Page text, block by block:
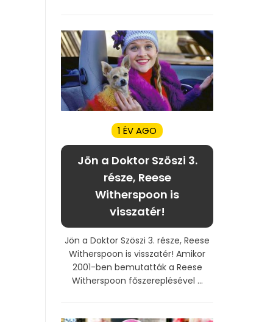
1 ÉV AGO
Jön a Doktor Szöszi 3.
része, Reese
Witherspoon is
visszatér!
Jön a Doktor Szöszi 3. része, Reese
Witherspoon is visszatér! Amikor
2001-ben bemutatták a Reese
Witherspoon főszereplésével ...